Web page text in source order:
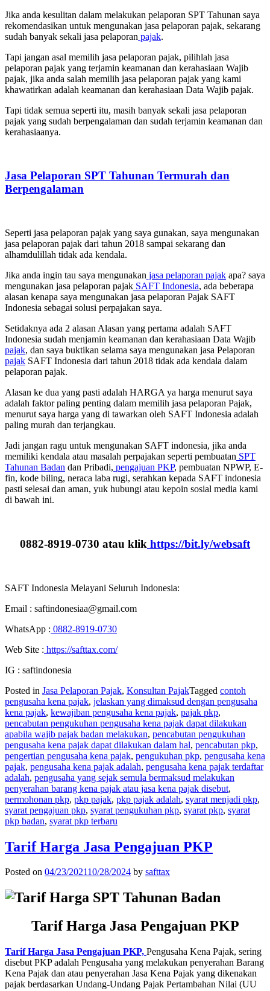
Jika anda kesulitan dalam melakukan pelaporan SPT Tahunan saya
rekomendasikan untuk mengunakan jasa pelaporan pajak, sekarang
sudah banyak sekali jasa pelaporan pajak.
Tapi jangan asal memilih jasa pelaporan pajak, pilihlah jasa
pelaporan pajak yang terjamin keamanan dan kerahasiaan Wajib
pajak, jika anda salah memilih jasa pelaporan pajak yang kami
khawatirkan adalah keamanan dan kerahasiaan Data Wajib pajak.
Tapi tidak semua seperti itu, masih banyak sekali jasa pelaporan
pajak yang sudah berpengalaman dan sudah terjamin keamanan dan
kerahasiaanya.
Jasa Pelaporan SPT Tahunan Termurah dan
Berpengalaman
Seperti jasa pelaporan pajak yang saya gunakan, saya mengunakan
jasa pelaporan pajak dari tahun 2018 sampai sekarang dan
alhamdulillah tidak ada kendala.
Jika anda ingin tau saya mengunakan jasa pelaporan pajak apa? saya
mengunakan jasa pelaporan pajak SAFT Indonesia, ada beberapa
alasan kenapa saya mengunakan jasa pelaporan Pajak SAFT
Indonesia sebagai solusi perpajakan saya.
Setidaknya ada 2 alasan Alasan yang pertama adalah SAFT
Indonesia sudah menjamin keamanan dan kerahasiaan Data Wajib
pajak, dan saya buktikan selama saya mengunakan jasa Pelaporan
pajak SAFT Indonesia dari tahun 2018 tidak ada kendala dalam
pelaporan pajak.
Alasan ke dua yang pasti adalah HARGA ya harga menurut saya
adalah faktor paling penting dalam memilih jasa pelaporan Pajak,
menurut saya harga yang di tawarkan oleh SAFT Indonesia adalah
paling murah dan terjangkau.
Jadi jangan ragu untuk mengunakan SAFT indonesia, jika anda
memiliki kendala atau masalah perpajakan seperti pembuatan SPT
Tahunan Badan dan Pribadi, pengajuan PKP, pembuatan NPWP, E-
fin, kode biling, neraca laba rugi, serahkan kepada SAFT indonesia
pasti selesai dan aman, yuk hubungi atau kepoin sosial media kami
di bawah ini.
0882-8919-0730 atau klik https://bit.ly/websaft
SAFT Indonesia Melayani Seluruh Indonesia:
Email : saftindonesiaa@gmail.com
WhatsApp : 0882-8919-0730
Web Site : https://safttax.com/
IG : saftindonesia
Posted in Jasa Pelaporan Pajak, Konsultan PajakTagged contoh
pengusaha kena pajak, jelaskan yang dimaksud dengan pengusaha
kena pajak, kewajiban pengusaha kena pajak, pajak pkp,
pencabutan pengukuhan pengusaha kena pajak dapat dilakukan
apabila wajib pajak badan melakukan, pencabutan pengukuhan
pengusaha kena pajak dapat dilakukan dalam hal, pencabutan pkp,
pengertian pengusaha kena pajak, pengukuhan pkp, pengusaha kena
pajak, pengusaha kena pajak adalah, pengusaha kena pajak terdaftar
adalah, pengusaha yang sejak semula bermaksud melakukan
penyerahan barang kena pajak atau jasa kena pajak disebut,
permohonan pkp, pkp pajak, pkp pajak adalah, syarat menjadi pkp,
syarat pengajuan pkp, syarat pengukuhan pkp, syarat pkp, syarat
pkp badan, syarat pkp terbaru
Tarif Harga Jasa Pengajuan PKP
Posted on 04/23/202110/28/2024 by safttax
Tarif Harga Jasa Pengajuan PKP
Tarif Harga Jasa Pengajuan PKP, Pengusaha Kena Pajak, sering
disebut PKP adalah Pengusaha yang melakukan penyerahan Barang
Kena Pajak dan atau penyerahan Jasa Kena Pajak yang dikenakan
pajak berdasarkan Undang-Undang Pajak Pertambahan Nilai (UU